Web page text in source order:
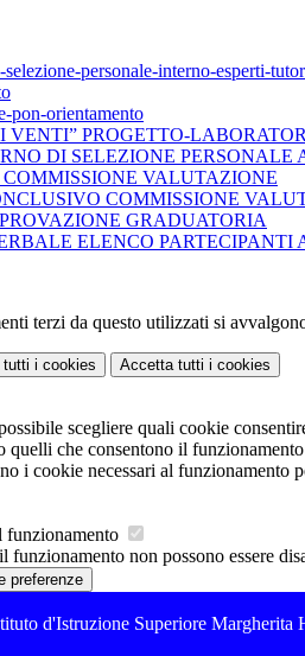
personale-interno-esperti-
pon-orientamento
VENTI” PROGETTO-
DI SELEZIONE
VALUTAZIONE
COMMISSIONE
GRADUATORIA
ELENCO PARTECIPANTI
terzi da questo utilizzati si
tutti i cookies Accetta tutti i cookies
scegliere quali cookie
quelli che consentono il
i cookie necessari al funzionamento
funzionamento
funzionamento non possono essere
preferenze
d'Istruzione Superiore Margherita